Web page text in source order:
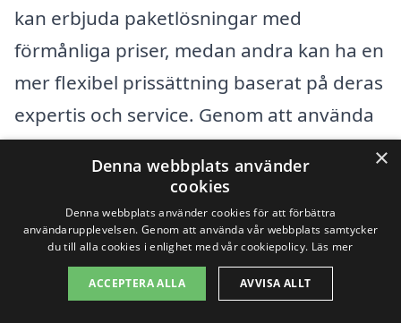
kan erbjuda paketlösningar med
förmånliga priser, medan andra kan ha en
mer flexibel prissättning baserat på deras
expertis och service. Genom att använda
markis-pris.se kan du enkelt jämföra
priser och få flera offerter från olika
leverantörer i Tösse. På så sätt kan du
hitta den bästa lösningen som passar
både din budget och dina behov.
×
Denna webbplats använder
cookies
Denna webbplats använder cookies för att förbättra
användarupplevelsen. Genom att använda vår webbplats samtycker
du till alla cookies i enlighet med vår cookiepolicy. Läs mer
ACCEPTERA ALLA AVVISA ALLT